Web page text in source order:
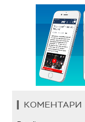
КОМЕНТАРИ